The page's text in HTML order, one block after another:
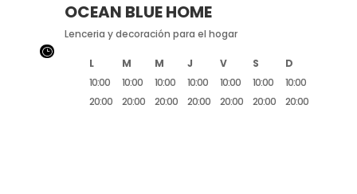
OCEAN BLUE HOME
Lenceria y decoración para el hogar
L M M J V S
D
10:00
20:00
10:00
20:00
10:00
20:00
10:00
20:00
10:00
20:00
10:00
20:00
10:00
20:00
}